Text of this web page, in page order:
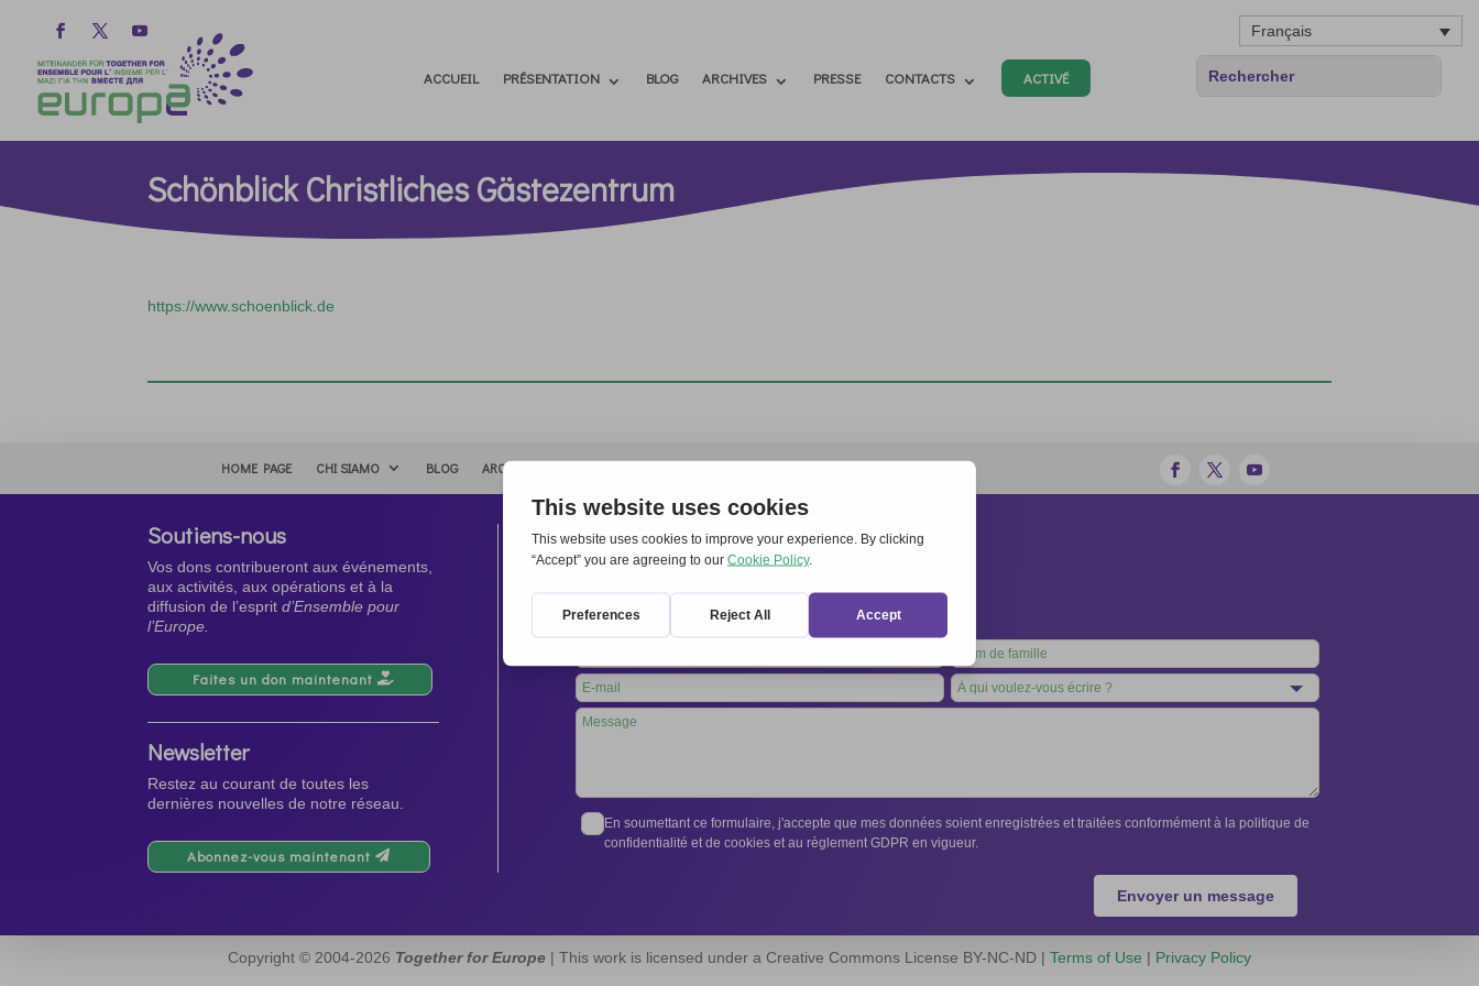
Français
ACCUEIL PRÉSENTATION BLOG ARCHIVES PRESSE CONTACTS ACTIVÉ
Schönblick Christliches Gästezentrum
https://www.schoenblick.de
HOME PAGE CHI SIAMO BLOG ARCHIVIO
Soutiens-nous
Vos dons contribueront aux événements,
aux activités, aux opérations et à la
diffusion de l’espritd’Ensemble pour
l’Europe.
Faites un don maintenant
Newsletter
Restez au courant de toutes les
dernières nouvelles de notre réseau.
Abonnez-vous maintenant
Contacts
Secrétariat international:
Tél. +39 06 94798302
this
field
blank
En soumettant ce formulaire, j'accepte que mes données soient enregistrées et traitées conformément à la politique de
confidentialité et de cookies et au règlement GDPR en vigueur.
Envoyer un message
Copyright © 2004-2026 Together for Europe | This work is licensed under a Creative Commons License BY-NC-ND | Terms of Use | Privacy Policy